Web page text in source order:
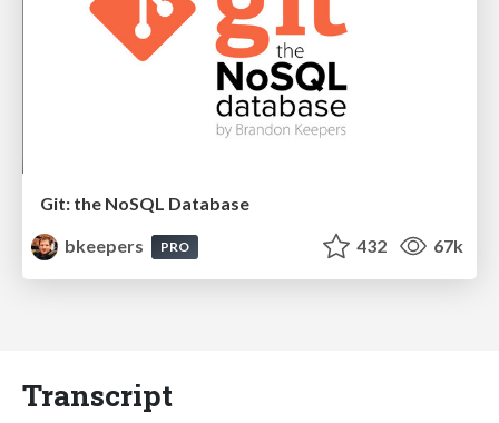
Git: the NoSQL Database
bkeepers
PRO 432 67k
Transcript